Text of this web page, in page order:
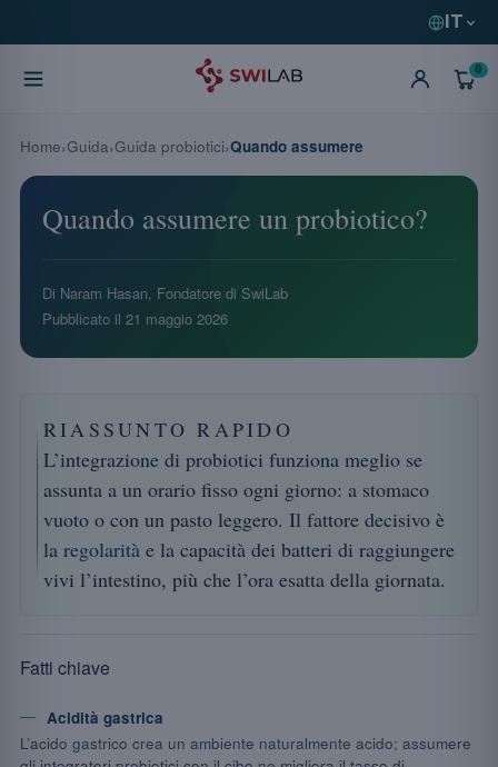
IT
0
Quando assumere un probiotico?
Di Naram Hasan, Fondatore di SwiLab
Pubblicato il 21 maggio 2026
RIASSUNTO RAPIDO
L’integrazione di probiotici funziona meglio se
assunta a un orario fisso ogni giorno: a stomaco
vuoto o con un pasto leggero. Il fattore decisivo è
la regolarità e la capacità dei batteri di raggiungere
vivi l’intestino, più che l’ora esatta della giornata.
Fatti chiave
Acidità gastrica
L’acido gastrico crea un ambiente naturalmente acido; assumere
Home Guida Guida probiotici Quando assumere